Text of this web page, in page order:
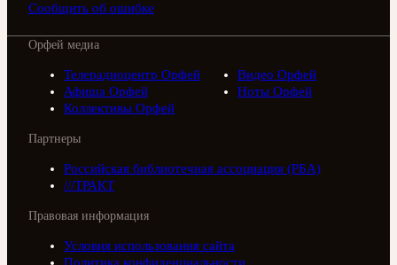
Сообщить об ошибке
Орфей медиа
Телерадиоцентр Орфей
Видео Орфей
Афиша Орфей
Ноты Орфей
Коллективы Орфей
Партнеры
Российская библиотечная ассоциация (РБА)
///ТРАКТ
Правовая информация
Условия использования сайта